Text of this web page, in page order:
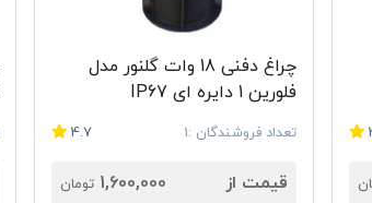
چراغ دفنی 18 وات گلنور مدل
فلورین 1 دایره ای IP67
تعداد فروشندگان :1 4.7
قیمت از 1,600,000 تومان